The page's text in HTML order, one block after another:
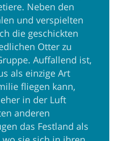
Neben den
und verspielten
die geschickten
Otter zu
Auffallend ist,
als einzige Art
fliegen kann,
in der Luft
anderen
das Festland als